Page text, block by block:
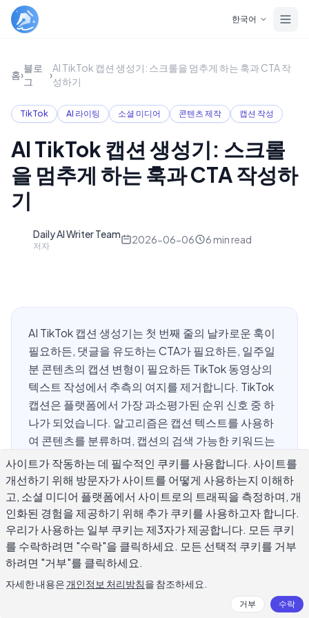
한국어
홈›
블로
그
›
AI TikTok 캡션 생성기: 스크롤을 멈추게 하는 훅과 CTA 작
성하기
TikTok AI 라이팅 소셜 미디어 콘텐츠 제작 캡션 작성
AI TikTok 캡션 생성기: 스크롤
을 멈추게 하는 훅과 CTA 작성하
기
Daily AI Writer Team
저자
2026-06-06 6 min read
AI TikTok 캡션 생성기는 첫 번째 줄의 날카로운 훅이
필요하든, 댓글을 유도하는 CTA가 필요하든, 일주일
분 콘텐츠의 캡션 변형이 필요하든 TikTok 동영상의
텍스트 작성에서 추측의 여지를 제거합니다. TikTok
캡션은 플랫폼에서 가장 과소평가된 순위 신호 중 하
나가 되었습니다. 알고리즘은 캡션 텍스트를 사용하
여 콘텐츠를 분류하며, 캡션의 검색 가능한 키워드는
이제 누가 동영상을 보는지에 직접 영향을 미칩니다.
이 가이드는 TikTok 캡션이 작동하는 이유, AI 도구가
어떻게 사용 가능한 초안을 생성하는지, 그리고 게시
할 가치가 있는 캡션을 생성하는 프롬프트를 작성하
는 방법을 다룹니다.
AI TikTok 캡션 생성기란 무엇인가요?
사이트가 작동하는 데 필수적인 쿠키를 사용합니다. 사이트를
개선하기 위해 방문자가 사이트를 어떻게 사용하는지 이해하
고, 소셜 미디어 플랫폼에서 사이트로의 트래픽을 측정하며, 개
인화된 경험을 제공하기 위해 추가 쿠키를 사용하고자 합니다.
우리가 사용하는 일부 쿠키는 제3자가 제공합니다. 모든 쿠키
를 수락하려면 "수락"을 클릭하세요. 모든 선택적 쿠키를 거부
하려면 "거부"를 클릭하세요.
자세한 내용은 개인정보 처리방침을 참조하세요.
거부 수락